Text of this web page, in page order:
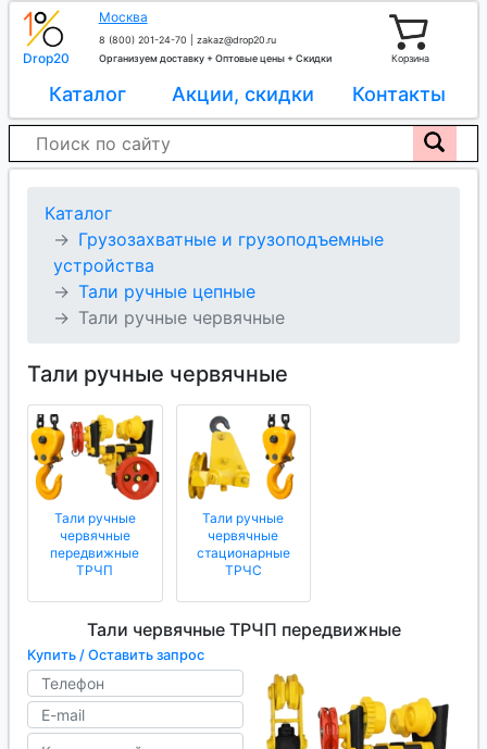
Drop20
Москва
8 (800) 201-24-70
zakaz@drop20.ru
Организуем доставку + Оптовые цены + Скидки
Корзина
Каталог Акции, скидки Контакты
Каталог
Грузозахватные и грузоподъемные
устройства
Тали ручные цепные
Тали ручные червячные
Тали ручные червячные
Тали ручные
червячные
передвижные
ТРЧП
Тали ручные
червячные
стационарные
ТРЧС
Тали червячные ТРЧП передвижные
Купить / Оставить запрос